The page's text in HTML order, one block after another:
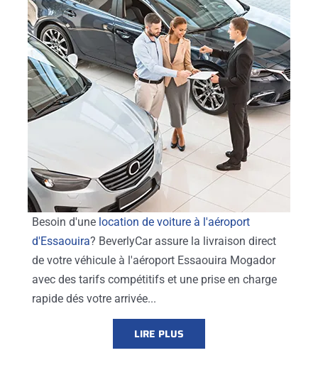
Besoin d'une location de voiture à l'aéroport
d'Essaouira? BeverlyCar assure la livraison direct
de votre véhicule à l'aéroport Essaouira Mogador
avec des tarifs compétitifs et une prise en charge
rapide dés votre arrivée...
LIRE PLUS